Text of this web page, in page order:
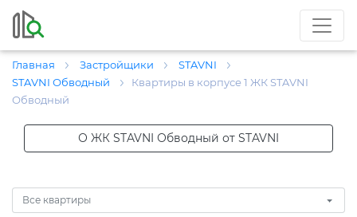
Главная Застройщики
STAVNI
STAVNI Обводный
Квартиры в корпусе 1 ЖК STAVNI
Обводный
О ЖК STAVNI Обводный от STAVNI
Все квартиры